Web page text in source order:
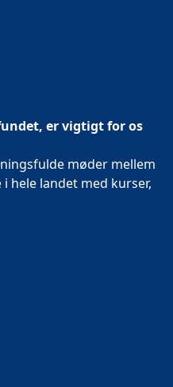
er vigtigt for os
møder mellem
hele landet med kurser,